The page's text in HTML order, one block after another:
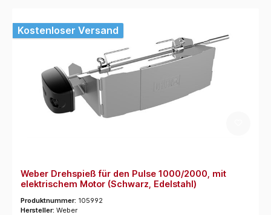
Kostenloser Versand
Weber Drehspieß für den Pulse 1000/2000, mit
elektrischem Motor (Schwarz, Edelstahl)
Produktnummer: 105992
Hersteller: Weber